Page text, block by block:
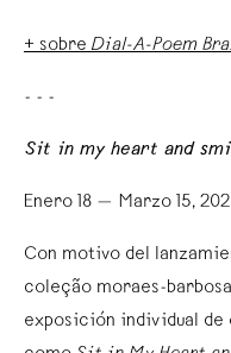
+ sobre Dial-A-Poem
- - -
Sit in my heart and
Enero 18 — Marzo 15,
Con motivo del
coleção moraes-barbosa
exposición individual de